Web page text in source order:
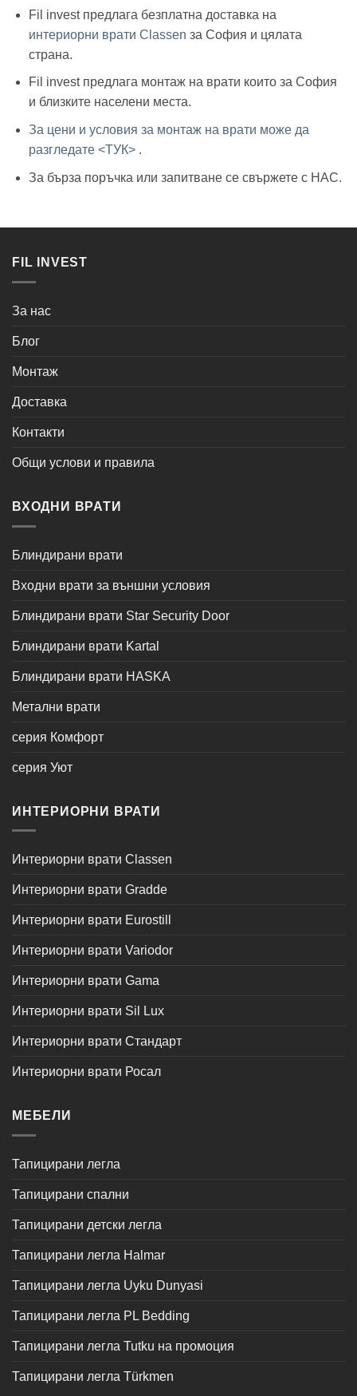
Fil invest предлага безплатна доставка на
интериорни врати Classen за София и цялата
страна.
Fil invest предлага монтаж на врати които за София
и близките населени места.
За цени и условия за монтаж на врати може да
разгледате <ТУК>.
За бърза поръчка или запитване се свържете с НАС.
FIL INVEST
За нас
Блог
Монтаж
Доставка
Контакти
Общи услови и правила
ВХОДНИ ВРАТИ
Блиндирани врати
Входни врати за външни условия
Блиндирани врати Star Security Door
Блиндирани врати Kartal
Блиндирани врати HASKA
Метални врати
серия Комфорт
серия Уют
ИНТЕРИОРНИ ВРАТИ
Интериорни врати Classen
Интериорни врати Gradde
Интериорни врати Eurostill
Интериорни врати Variodor
Интериорни врати Gama
Интериорни врати Sil Lux
Интериорни врати Стандарт
Интериорни врати Росал
МЕБЕЛИ
Тапицирани легла
Тапицирани спални
Тапицирани детски легла
Тапицирани легла Halmar
Тапицирани легла Uyku Dunyasi
Тапицирани легла PL Bedding
Тапицирани легла Tutku на промоция
Тапицирани легла Türkmen